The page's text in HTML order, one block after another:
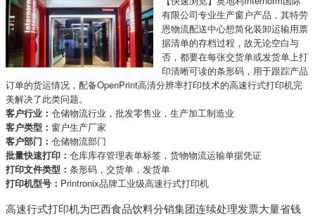
有限公司专业生产窗户产品，其特劳
恩物流配送中心想简化装卸运输用票
据清单的存档过程，故无论空白与
否，都要在每张交货单或发货单上打
印清晰可读的条形码，用于跟踪产品
订单的货运情况，配备OpenPrint高清分辨率打印技术的高速行式打印机完
美解决了此类问题。
客户行业： 仓储物流行业，批发零售业，生产加工制造业
客户类型： 窗户生产厂家
客户部门： 仓储物流部门
批量快速打印： 仓库库存管理表单标签，货物物流运输单据凭证
打印文件类型： 条形码，交货单，发货单
打印机型号： Printronix品牌工业级高速行式打印机
高速行式打印机为巴西食品饮料分销集团连续处理发票大量省钱